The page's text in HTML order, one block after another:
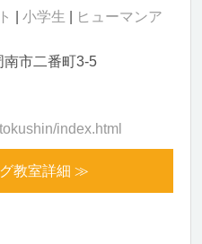
小学生
ヒューマンア
南市二番町3-5
index.html
教室詳細 ≫